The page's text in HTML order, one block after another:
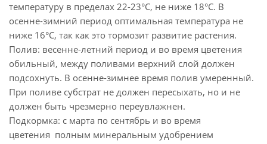
температуру в пределах 22-23°C, не ниже 18°C. В
осенне-зимний период оптимальная температура не
ниже 16°C, так как это тормозит развитие растения.
Полив: весенне-летний период и во время цветения
обильный, между поливами верхний слой должен
подсохнуть. В осенне-зимнее время полив умеренный.
При поливе субстрат не должен пересыхать, но и не
должен быть чрезмерно переувлажнен.
Подкормка: с марта по сентябрь и во время
цветения полным минеральным удобрением